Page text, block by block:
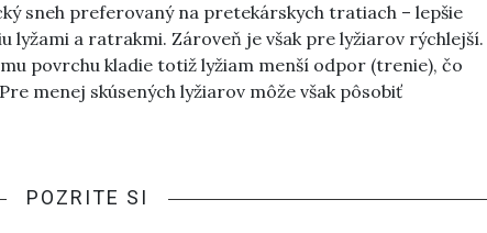
sneh preferovaný na pretekárskych tratiach – lepšie
lyžami a ratrakmi. Zároveň je však pre lyžiarov rýchlejší.
povrchu kladie totiž lyžiam menší odpor (trenie), čo
menej skúsených lyžiarov môže však pôsobiť
POZRITE SI